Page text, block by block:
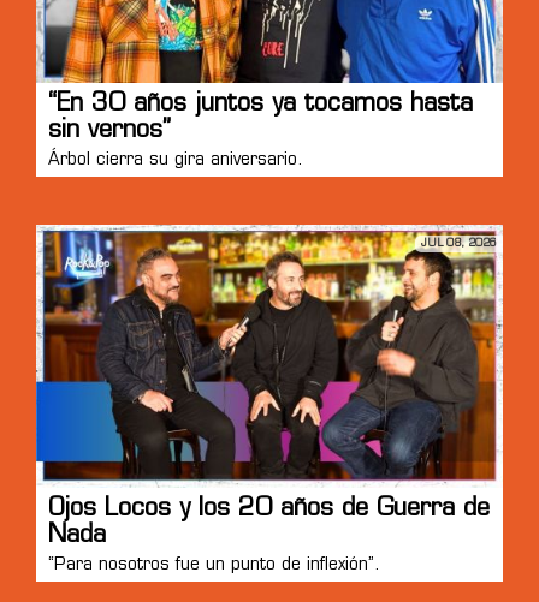
“En 30 años juntos ya tocamos hasta
sin vernos”
Árbol cierra su gira aniversario.
JUL 08, 2026
Ojos Locos y los 20 años de Guerra de
Nada
“Para nosotros fue un punto de inflexión”.